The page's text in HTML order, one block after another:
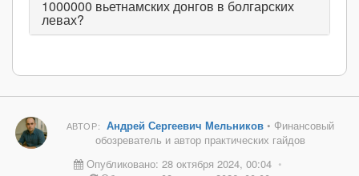
1000000 вьетнамских донгов в болгарских
левах?
АВТОР: Андрей Сергеевич Мельников• Финансовый
обозреватель и автор практических гайдов
Опубликовано: 28 октября 2024, 00:04 •